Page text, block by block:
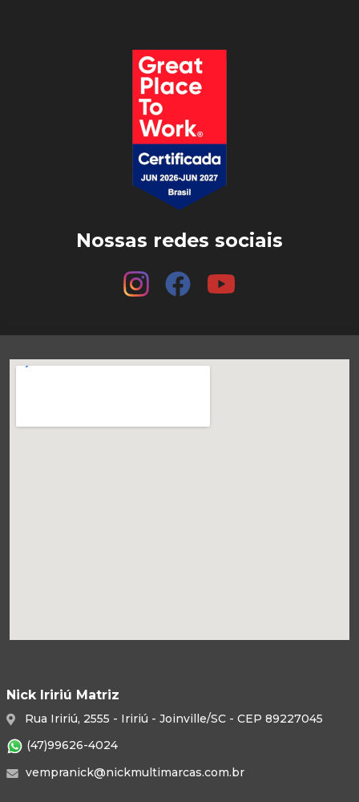
Nossas redes sociais
Nick Iririú Matriz
Rua Iririú, 2555 - Iririú - Joinville/SC - CEP 89227045
(47)99626-4024
vempranick@nickmultimarcas.com.br